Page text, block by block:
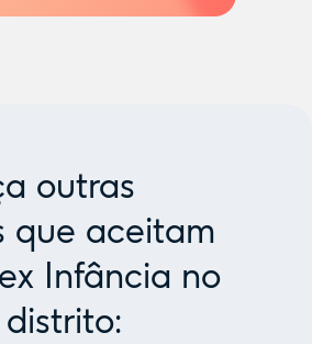
outras
que aceitam
Infância no